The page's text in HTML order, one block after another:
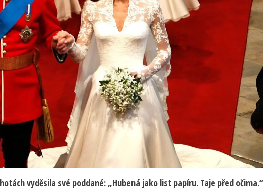
vyděsila své poddané: „Hubená jako list papíru. Taje před očima.“